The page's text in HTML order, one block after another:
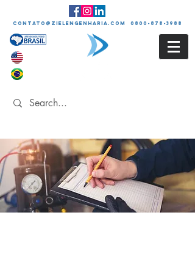
contato@zielengenharia.com 0800-878-3988